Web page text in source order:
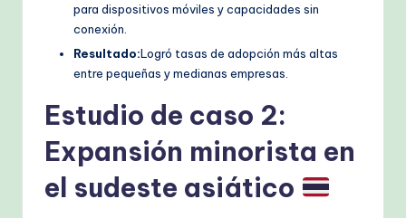
para dispositivos móviles y capacidades sin
conexión.
Resultado:Logró tasas de adopción más altas
entre pequeñas y medianas empresas.
Estudio de caso 2:
Expansión minorista en
el sudeste asiático